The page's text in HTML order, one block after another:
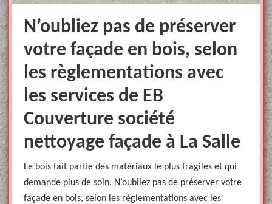
N’oubliez pas de préserver
votre façade en bois, selon
les règlementations avec
les services de EB
Couverture société
nettoyage façade à La Salle
Le bois fait partie des matériaux le plus fragiles et qui
demande plus de soin. N’oubliez pas de préserver votre
façade en bois, selon les règlementations avec les